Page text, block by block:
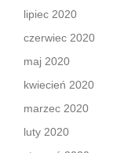
lipiec 2020
czerwiec 2020
maj 2020
kwiecień 2020
marzec 2020
luty 2020